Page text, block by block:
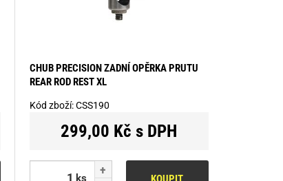
CHUB PRECISION ZADNÍ OPĚRKA PRUTU
REAR ROD REST XL
Kód zboží:CSS190
299,00 Kč s DPH
ks